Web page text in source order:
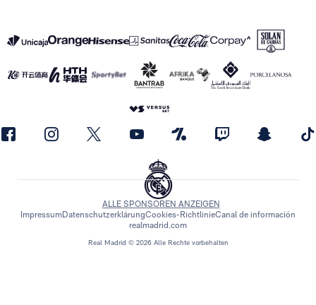
Real Madrid © 2026 Alle Rechte vorbehalten
ALLE SPONSOREN ANZEIGEN
ImpressumDatenschutzerklärungCookies-RichtlinieCanal de información
realmadrid.com